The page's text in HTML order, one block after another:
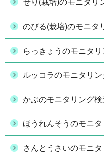
せり(栽培)のモニタリ
のびる(栽培)のモニタ
らっきょうのモニタ
ルッコラのモニタリ
かぶのモニタリング検
ほうれんそうのモニ
さんとうさいのモニ